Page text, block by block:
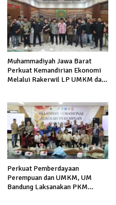
Muhammadiyah Jawa Barat
Perkuat Kemandirian Ekonomi
Melalui Rakerwil LP UMKM dan
Perkuat Pemberdayaan
Perempuan dan UMKM, UM
Bandung Laksanakan PKM